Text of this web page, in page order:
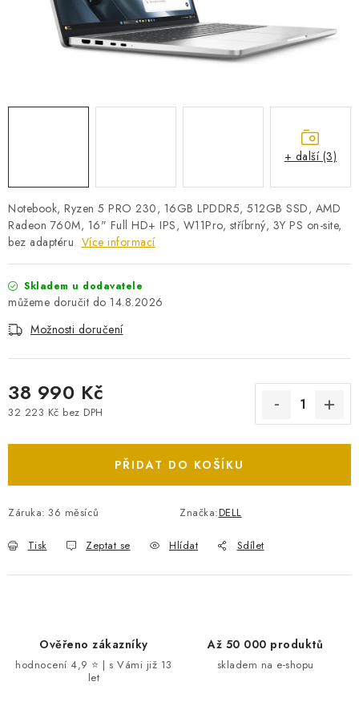
VÝPRODEJ
Notebook, Ryzen 5 PRO 230, 16GB LPDDR5, 512GB SSD, AMD
Radeon 760M, 16" Full HD+ IPS, W11Pro, stříbrný, 3Y PS on-site,
bez adaptéru Více informací
Skladem u dodavatele
14.8.2026
Možnosti doručení
38 990 Kč
32 223 Kč bez DPH
PŘIDAT DO KOŠÍKU
Záruka: 36 měsíců Značka:DELL
Tisk Zeptat se Hlídat Sdílet
+ další (3)
Ověřeno zákazníky
hodnocení 4,9 ⭐ | s Vámi již 13
let
Až 50 000 produktů
skladem na e-shopu